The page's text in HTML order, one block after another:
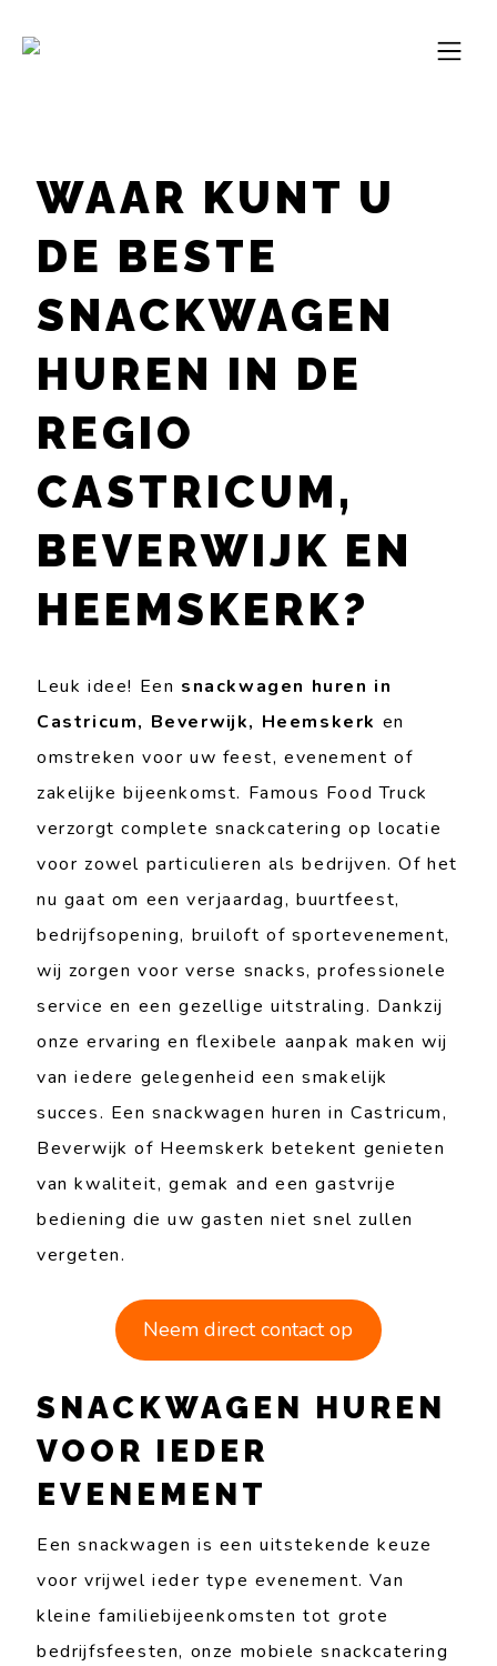
WAAR KUNT U
DE BESTE
SNACKWAGEN
HUREN IN DE
REGIO
CASTRICUM,
BEVERWIJK EN
HEEMSKERK?
Leuk idee! Een snackwagen huren in
Castricum, Beverwijk, Heemskerk en
omstreken voor uw feest, evenement of
zakelijke bijeenkomst. Famous Food Truck
verzorgt complete snackcatering op locatie
voor zowel particulieren als bedrijven. Of het
nu gaat om een verjaardag, buurtfeest,
bedrijfsopening, bruiloft of sportevenement,
wij zorgen voor verse snacks, professionele
service en een gezellige uitstraling. Dankzij
onze ervaring en flexibele aanpak maken wij
van iedere gelegenheid een smakelijk
succes. Een snackwagen huren in Castricum,
Beverwijk of Heemskerk betekent genieten
van kwaliteit, gemak and een gastvrije
bediening die uw gasten niet snel zullen
vergeten.
Neem direct contact op
SNACKWAGEN HUREN
VOOR IEDER
EVENEMENT
Een snackwagen is een uitstekende keuze
voor vrijwel ieder type evenement. Van
kleine familiebijeenkomsten tot grote
bedrijfsfeesten, onze mobiele snackcatering